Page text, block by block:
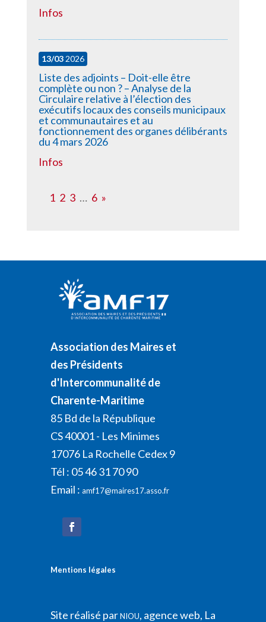
Infos
13/032026
Liste des adjoints – Doit-elle être
complète ou non ? – Analyse de la
Circulaire relative à l’élection des
exécutifs locaux des conseils municipaux
et communautaires et au
fonctionnement des organes délibérants
du 4 mars 2026
Infos
1 2 3 … 6 »
Association des Maires et
des Présidents
d'Intercommunalité de
Charente-Maritime
85 Bd de la République
CS 40001 - Les Minimes
17076 La Rochelle Cedex 9
Tél : 05 46 31 70 90
Email : amf17@maires17.asso.fr
Mentions légales
Site réalisé parNIOU, agence web, La